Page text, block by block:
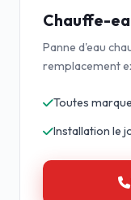
Chauffe-
Panne d'eau
remplacement
Toutes
Installation le